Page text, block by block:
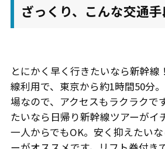
ざっくり、こんな交通
とにかく早く行きたいなら新幹線
線利用で、東京から約1時間50分
場なので、アクセスもラクラクで
たいなら日帰り新幹線ツアーがイ
一人からでもOK。安く抑えたい